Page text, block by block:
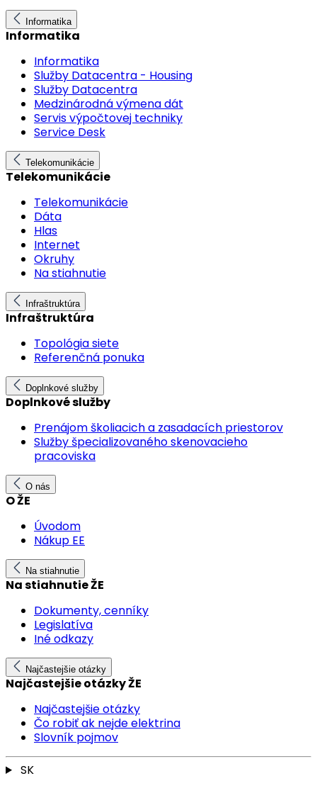
Informatika
Informatika
Informatika
Služby Datacentra - Housing
Služby Datacentra
Medzinárodná výmena dát
Servis výpočtovej techniky
Service Desk
Telekomunikácie
Telekomunikácie
Telekomunikácie
Dáta
Hlas
Internet
Okruhy
Na stiahnutie
Infraštruktúra
Infraštruktúra
Topológia siete
Referenčná ponuka
Doplnkové služby
Doplnkové služby
Prenájom školiacich a zasadacích priestorov
Služby špecializovaného skenovacieho
pracoviska
O nás
O ŽE
Úvodom
Nákup EE
Na stiahnutie
Na stiahnutie ŽE
Dokumenty, cenníky
Legislatíva
Iné odkazy
Najčastejšie otázky
Najčastejšie otázky ŽE
Najčastejšie otázky
Čo robiť ak nejde elektrina
Slovník pojmov
SK